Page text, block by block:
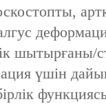
шытырғаны/
үшін